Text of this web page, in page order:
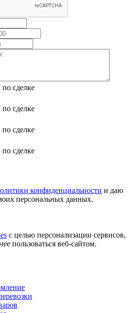
сделке
сделке
сделке
сделке
конфиденциальности и даю
персональных данных.
с целью персонализации сервисов,
пользоваться веб-сайтом.